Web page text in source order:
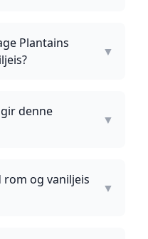
Plantains
▼
denne
▼
rom og vaniljeis
▼